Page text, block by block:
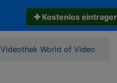
✚ Kostenlos
Videothek World of Video